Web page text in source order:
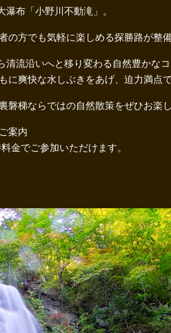
布「小野川不動滝」。
方でも気軽に楽しめる探勝路が整
流沿いへと移り変わる自然豊かなコ
爽快な水しぶきをあげ、迫力満点で
梯ならではの自然散策をぜひお楽し
案内
金でご参加いただけます。